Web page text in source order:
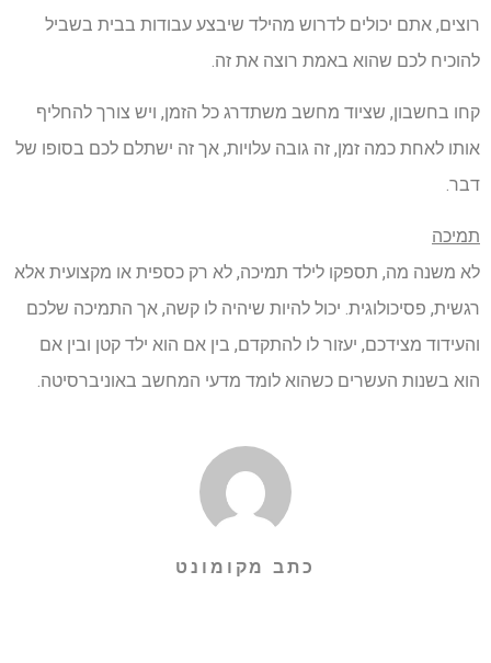
רוצים, אתם יכולים לדרוש מהילד שיבצע עבודות בבית בשביל
להוכיח לכם שהוא באמת רוצה את זה.
קחו בחשבון, שציוד מחשב משתדרג כל הזמן, ויש צורך להחליף
אותו לאחת כמה זמן, זה גובה עלויות, אך זה ישתלם לכם בסופו של
דבר.
תמיכה
לא משנה מה, תספקו לילד תמיכה, לא רק כספית או מקצועית אלא
רגשית, פסיכולוגית. יכול להיות שיהיה לו קשה, אך התמיכה שלכם
והעידוד מצידכם, יעזור לו להתקדם, בין אם הוא ילד קטן ובין אם
הוא בשנות העשרים כשהוא לומד מדעי המחשב באוניברסיטה.
כתב מקומונט